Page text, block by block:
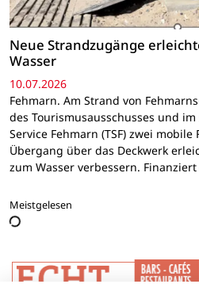
Neue Strandzugänge
Wasser
10.07.2026
Fehmarn. Am Strand von
des Tourismusausschusses und
Service Fehmarn (TSF) zwei
Übergang über das Deckwerk
zum Wasser verbessern.
Meistgelesen